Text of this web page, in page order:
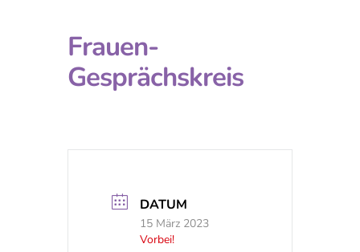
Frauen-
Gesprächskreis
DATUM
15 März 2023
Vorbei!